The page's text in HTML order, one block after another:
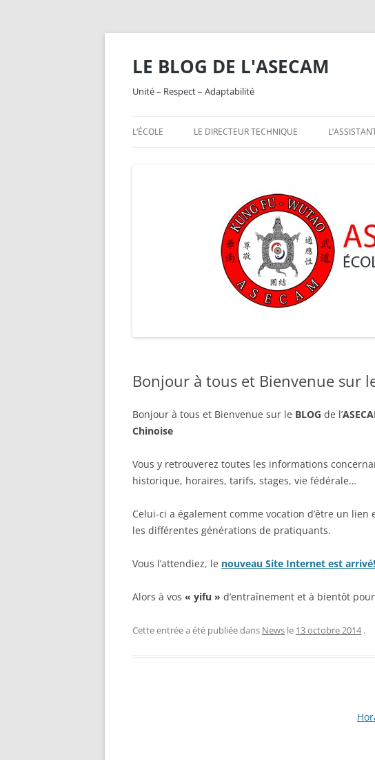
Aller
contenu
LE BLOG DE L'ASECAM
Unité – Respect – Adaptabilité
L’ÉCOLE LE DIRECTEUR TECHNIQUE
Bonjour à tous et Bienvenue sur le
Bonjour à tous et Bienvenue sur le BLOG de l’
Chinoise
Vous y retrouverez toutes les informations
historique, horaires, tarifs, stages, vie fédérale…
Celui-ci a également comme vocation d’être un
les différentes générations de pratiquants.
Vous l’attendiez, le nouveau Site Internet est
Alors à vos « yifu » d’entraînement et à bientôt
Cette entrée a été publiée dans News le 13 octobre 2014 .